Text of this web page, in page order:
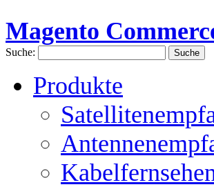
Magento
Suche: Suche
Produkte